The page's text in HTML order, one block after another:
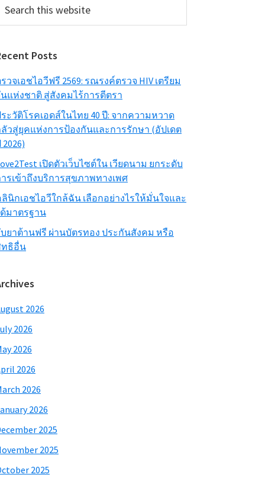
this
Posts
วจเอชไอวีฟรี 2569: รณรงค์ตรวจ HIV เตรียม
แห่งชาติ สู่สังคมไร้การตีตรา
ะวัติโรคเอดส์ในไทย 40 ปี: จากความหวาด
วสู่ยุคแห่งการป้องกันและการรักษา (อัปเดต
2026)
เปิดตัวเว็บไซต์ใน เวียดนาม ยกระดับ
รเข้าถึงบริการสุขภาพทางเพศ
นิกเอชไอวีใกล้ฉัน เลือกอย่างไรให้มั่นใจและ
มาตรฐาน
ยาต้านฟรี ผ่านบัตรทอง ประกันสังคม หรือ
ธิอื่น
2026
2026
2026
2026
2026
2026
2025
2025
2025